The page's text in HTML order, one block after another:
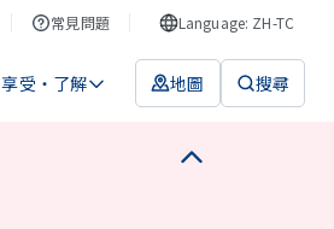
常見問題 Language: ZH-TC
享受・了解 地圖 搜尋